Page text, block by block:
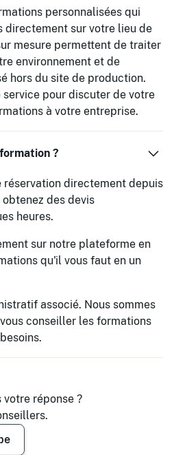
personnalisées qui
directement sur votre lieu de
mesure permettent de traiter
environnement et de
hors du site de production.
pour discuter de votre
à votre entreprise.
?
réservation directement depuis
des devis
heures.
sur notre plateforme en
qu'il vous faut en un
associé. Nous sommes
conseiller les formations
votre réponse ?